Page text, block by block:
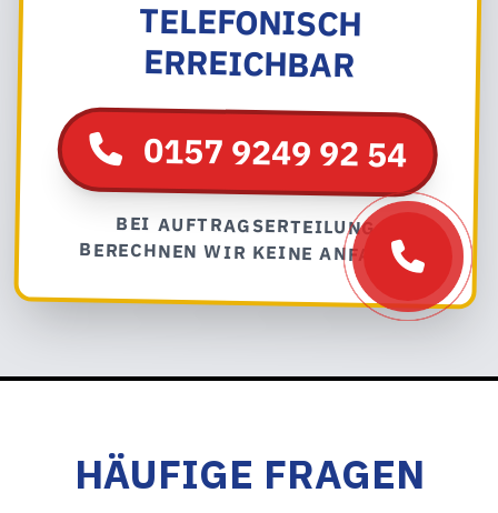
ERREICHBAR
0157 9249 92 54
BEI AUFTRAGSERTEILUNG
BERECHNEN WIR KEINE ANFAHRT
HÄUFIGE FRAGEN